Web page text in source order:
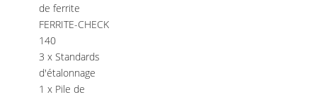
de ferrite
FERRITE-CHECK
140
3 x Standards
d'étalonnage
1 x Pile de